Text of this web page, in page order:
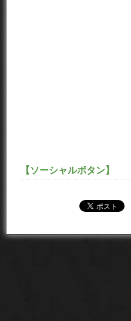
【ソーシャルボタン】